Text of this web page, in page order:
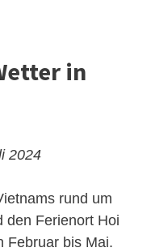
in
2024
rund um
den Ferienort Hoi
Februar bis Mai.